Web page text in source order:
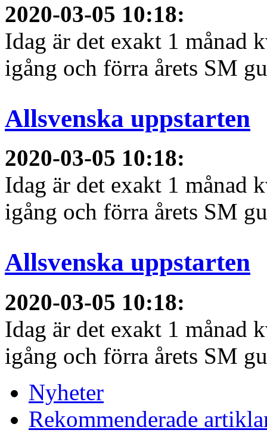
2020-03-05 10:18:
Idag är det exakt 1 månad
igång och förra årets SM
Allsvenska uppstarten
2020-03-05 10:18:
Idag är det exakt 1 månad
igång och förra årets SM
Allsvenska uppstarten
2020-03-05 10:18:
Idag är det exakt 1 månad
igång och förra årets SM
Nyheter
Rekommenderade